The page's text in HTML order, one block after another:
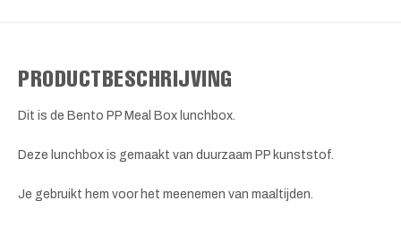
PRODUCTBESCHRIJVING
Dit is de Bento PP Meal Box lunchbox.
Deze lunchbox is gemaakt van duurzaam PP kunststof.
Je gebruikt hem voor het meenemen van maaltijden.